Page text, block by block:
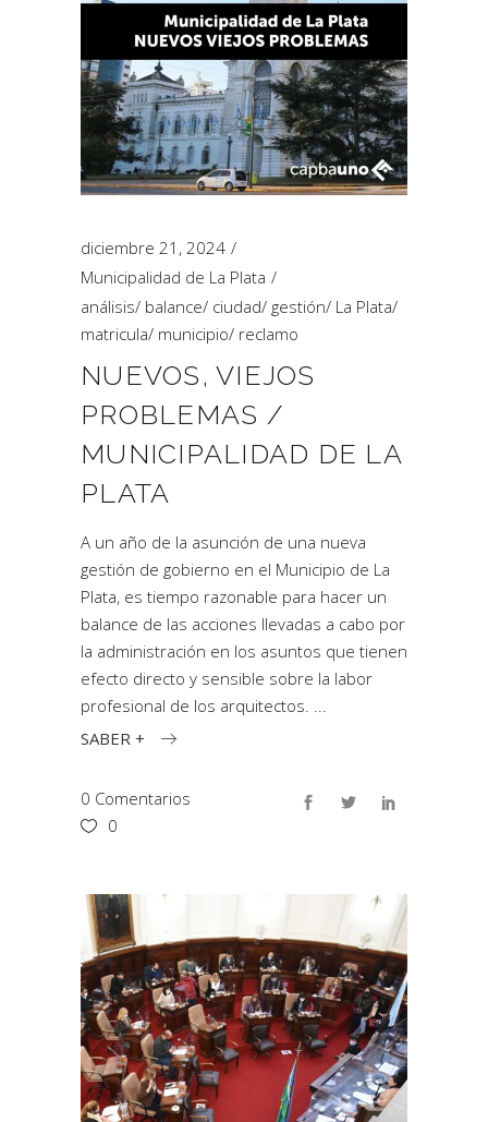
diciembre 21, 2024
Municipalidad de La Plata
análisis/ balance/ ciudad/ gestión/ La Plata/
matricula/ municipio/ reclamo
NUEVOS, VIEJOS
PROBLEMAS /
MUNICIPALIDAD DE LA
PLATA
A un año de la asunción de una nueva
gestión de gobierno en el Municipio de La
Plata, es tiempo razonable para hacer un
balance de las acciones llevadas a cabo por
la administración en los asuntos que tienen
efecto directo y sensible sobre la labor
profesional de los arquitectos.
SABER +
0 Comentarios
0